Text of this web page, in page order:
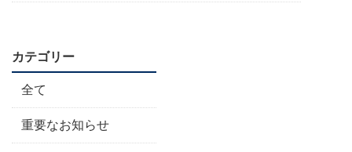
カテゴリー
全て
重要なお知らせ